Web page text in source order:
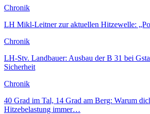
Chronik
LH Mikl-Leitner zur aktuellen Hitzewelle:
Chronik
LH-Stv. Landbauer: Ausbau der B 31 bei
Sicherheit
Chronik
40 Grad im Tal, 14 Grad am Berg: Warum
Hitzebelastung immer…